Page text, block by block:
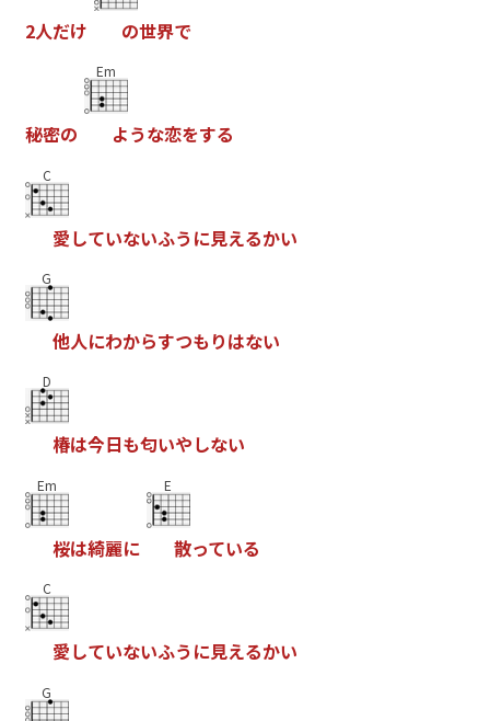
2人だけ の世界で
秘密の
Em
ような恋をする
C
愛していないふう に見えるかい
G
他人にわからすつもりはない
D
椿は今日も匂いやしない
Em
桜は綺麗に
E
散っている
C
愛していないふう に見えるかい
G